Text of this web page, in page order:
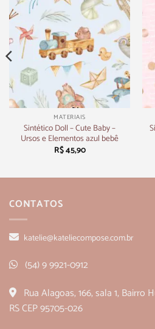
MATERIAIS
Sintético Doll – Cute Baby –
Ursos e Elementos azul bebê
R$45,90
CONTATOS
katelie@kateliecompose.com.br
(54) 9 9921-0912
Rua Alagoas, 166, sala 1, Bairro
RS CEP 95705-026